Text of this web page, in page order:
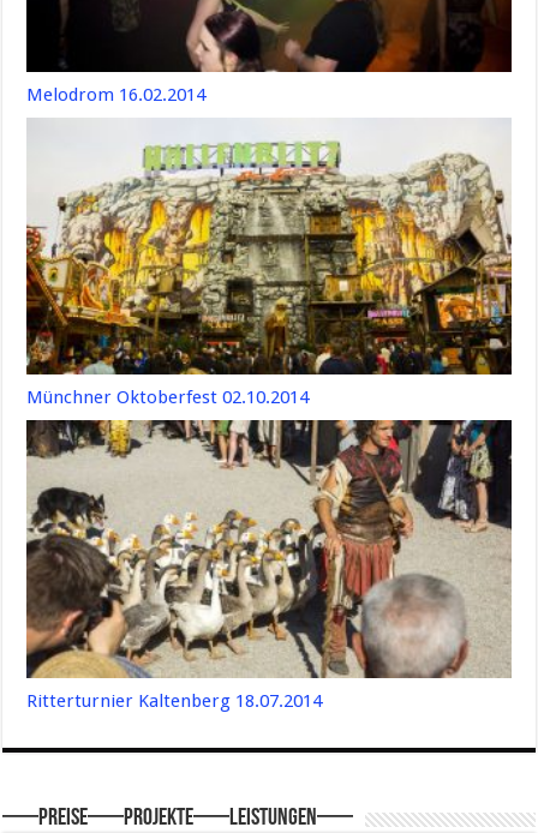
Melodrom 16.02.2014
Münchner Oktoberfest 02.10.2014
Ritterturnier Kaltenberg 18.07.2014
—–Preise—–Projekte—–Leistungen—–